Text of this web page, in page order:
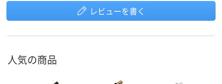
レビューを書く
人気の商品